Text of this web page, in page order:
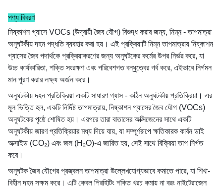
পণ্য বিবরণ
নিষ্কাশন গ্যাসে VOCs (উদ্বায়ী জৈব যৌগ) বিশুদ্ধ করার জন্য, নিম্ন - তাপমাত্রা
অনুঘটকীয় দহন পদ্ধতি ব্যবহার করা হয়। এই প্রক্রিয়াটি নিম্ন তাপমাত্রায় নিষ্কাশন
গ্যাসের জৈব পদার্থকে প্রক্রিয়াকরণের জন্য অনুঘটকের কর্মের উপর নির্ভর করে, যা
উচ্চ কার্যকারিতা, শক্তি সংরক্ষণ এবং পরিবেশগত বন্ধুত্বের গর্ব করে, এইভাবে নির্গমন
মান পূরণ করার লক্ষ্য অর্জন করে।
অনুঘটকীয় দহন প্রতিক্রিয়া একটি সাধারণ গ্যাস - কঠিন অনুঘটকীয় প্রতিক্রিয়া। এর
মূল ভিত্তি হল, একটি নির্দিষ্ট তাপমাত্রায়, নিষ্কাশন গ্যাসের জৈব যৌগ (VOCs)
অনুঘটকের পৃষ্ঠে শোষিত হয়। এরপরে তারা বাতাসের অক্সিজেনের সাথে একটি
অনুঘটকীয় জারণ প্রতিক্রিয়ার মধ্য দিয়ে যায়, যা সম্পূর্ণরূপে ক্ষতিকারক কার্বন ডাই
অক্সাইড (CO₂) এবং জল (H₂O)-এ জারিত হয়, সেই সাথে বিক্রিয়া তাপ নির্গত
করে।
অনুঘটক জৈব যৌগের প্রজ্বলন তাপমাত্রা উল্লেখযোগ্যভাবে কমাতে পারে, যা শিখা-
বিহীন দহন সক্ষম করে। এটি কেবল প্রিহিটিং শক্তি খরচ কমায় না বরং নাইট্রোজেন